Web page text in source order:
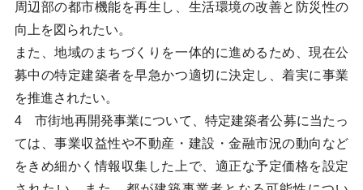
周辺部の都市機能を再生し、生活環境の改善と防災性の
向上を図られたい。
また、地域のまちづくりを一体的に進めるため、現在公
募中の特定建築者を早急かつ適切に決定し、着実に事業
を推進されたい。
4 市街地再開発事業について、特定建築者公募に当たっ
ては、事業収益性や不動産・建設・金融市況の動向など
をきめ細かく情報収集した上で、適正な予定価格を設定